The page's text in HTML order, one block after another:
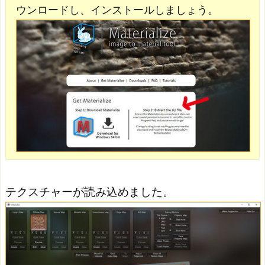
ウンロードし、インストールしましょう。
テクスチャーが読み込めました。